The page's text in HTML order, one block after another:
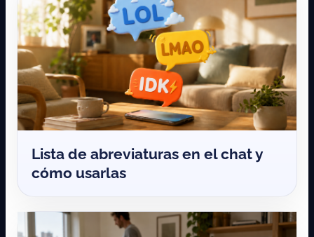
Lista de abreviaturas en el chat y
cómo usarlas